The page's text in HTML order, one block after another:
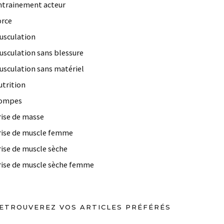
acteur
sans blessure
sans matériel
de masse
de muscle femme
de muscle sèche
de muscle sèche femme
VOS ARTICLES PRÉFÉRÉS